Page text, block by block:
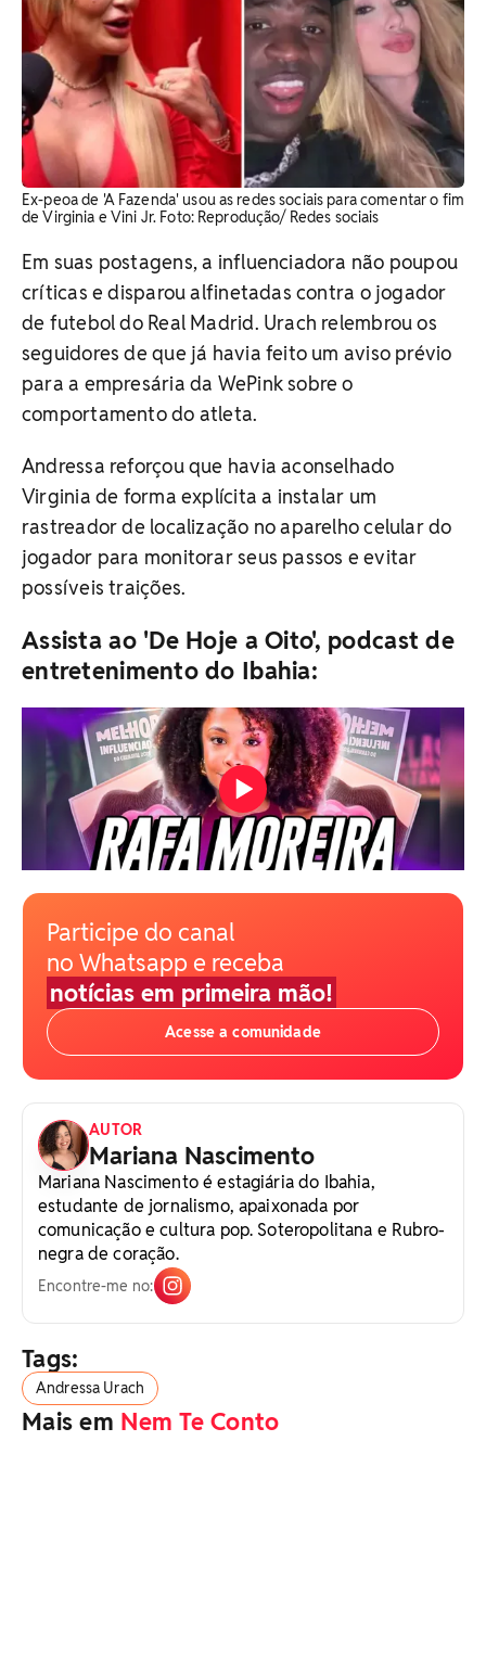
Ex-peoa de 'A Fazenda' usou as redes sociais para comentar o fim
de Virginia e Vini Jr. Foto: Reprodução/ Redes sociais
Em suas postagens, a influenciadora não poupou
críticas e disparou alfinetadas contra o jogador
de futebol do Real Madrid. Urach relembrou os
seguidores de que já havia feito um aviso prévio
para a empresária da WePink sobre o
comportamento do atleta.
Andressa reforçou que havia aconselhado
Virginia de forma explícita a instalar um
rastreador de localização no aparelho celular do
jogador para monitorar seus passos e evitar
possíveis traições.
Assista ao 'De Hoje a Oito', podcast de
entretenimento do Ibahia:
Participe do canal
no Whatsapp e receba
notícias em primeira mão!
Acesse a comunidade
AUTOR
Mariana Nascimento
Mariana Nascimento é estagiária do Ibahia,
estudante de jornalismo, apaixonada por
comunicação e cultura pop. Soteropolitana e Rubro-
negra de coração.
Encontre-me no:
Tags:
Andressa Urach
Mais em Nem Te Conto